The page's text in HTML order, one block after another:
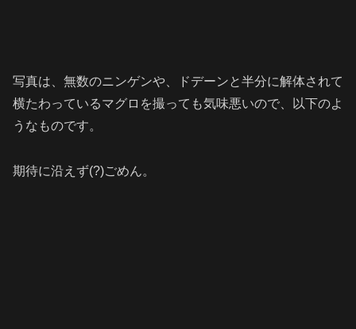
写真は、無数のニンゲンや、ドデーンと半分に解体されて
横たわっているマグロを撮っても気味悪いので、以下のよ
うなものです。
期待に沿えず(?)ごめん。